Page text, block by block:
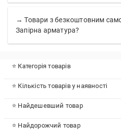
→ Товари з безкоштовним
Запірна арматура?
⭐ Категорія товарів
⭐ Кількість товарів у наявності
⭐ Найдешевший товар
⭐ Найдорожчий товар